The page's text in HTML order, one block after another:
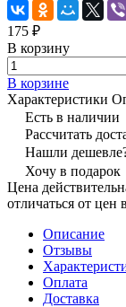
175 ₽
В корзину
В корзине
Характеристики
Есть в наличии
Рассчитать
Нашли
Хочу в подарок
Цена
отличаться от цен
Описание
Отзывы
Оплата
Доставка